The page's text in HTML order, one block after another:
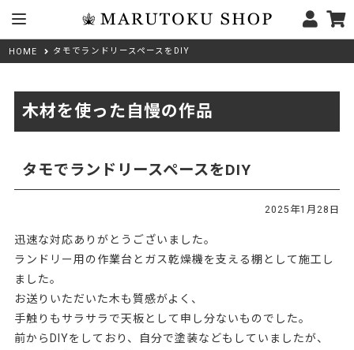
HOME タモでランドリースペースをDIY
木材を使った自慢の作品
タモでランドリースペースをDIY
2025年1月28日
迅速な対応ありがとうございました。
ランドリー用の作業台とガス乾燥機を支える棚として施工し
ました。
お送りいただいた木も質感がよく、
手触りもサラサラで天板として申し分ないものでした。
前からDIYをしており、自分で塗装などもしていましたが、